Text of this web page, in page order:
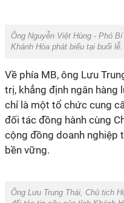
Ông Nguyễn Việt Hùng - Phó
Khánh Hòa phát biểu tại buổi
Về phía MB, ông Lưu
trị, khẳng định ngân hàng
chỉ là một tổ chức cung
đối tác đồng hành cùng
cộng đồng doanh nghiệp
bền vững.
Ông Lưu Trung Thái, Chủ tịch